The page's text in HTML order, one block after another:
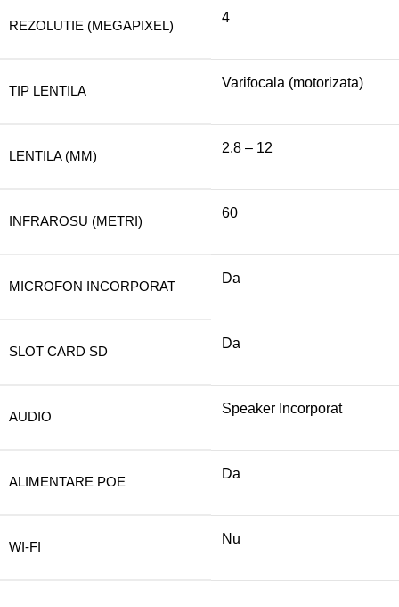
REZOLUTIE (MEGAPIXEL)
4
TIP LENTILA
Varifocala (motorizata)
LENTILA (MM)
2.8 – 12
INFRAROSU (METRI)
60
MICROFON INCORPORAT
Da
SLOT CARD SD
Da
AUDIO
Speaker Incorporat
ALIMENTARE POE
Da
WI-FI
Nu